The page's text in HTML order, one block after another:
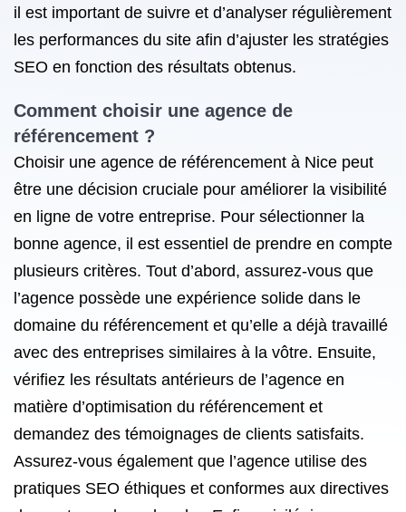
il est important de suivre et d’analyser régulièrement
les performances du site afin d’ajuster les stratégies
SEO en fonction des résultats obtenus.
Comment choisir une agence de
référencement ?
Choisir une agence de référencement à Nice peut
être une décision cruciale pour améliorer la visibilité
en ligne de votre entreprise. Pour sélectionner la
bonne agence, il est essentiel de prendre en compte
plusieurs critères. Tout d’abord, assurez-vous que
l’agence possède une expérience solide dans le
domaine du référencement et qu’elle a déjà travaillé
avec des entreprises similaires à la vôtre. Ensuite,
vérifiez les résultats antérieurs de l’agence en
matière d’optimisation du référencement et
demandez des témoignages de clients satisfaits.
Assurez-vous également que l’agence utilise des
pratiques SEO éthiques et conformes aux directives